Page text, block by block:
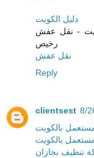
دليل الكويت
- نقل عفش
رخيص
نقل عفش
Reply
clientsest 8/
بالكويت
بالكويت
تنظيف بجازان